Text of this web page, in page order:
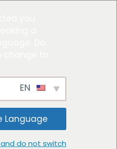
Language
do not switch